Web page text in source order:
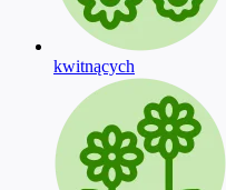
kwitnących